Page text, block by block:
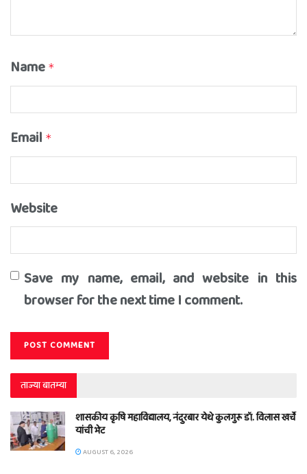
Name *
Email *
Website
Save my name, email, and website in this
browser for the next time I comment.
ताज्या बातम्या
शासकीय कृषि महाविद्यालय, नंदुरबार येथे कुलगुरू डॉ. विलास खर्चे
यांची भेट
AUGUST 6, 2026